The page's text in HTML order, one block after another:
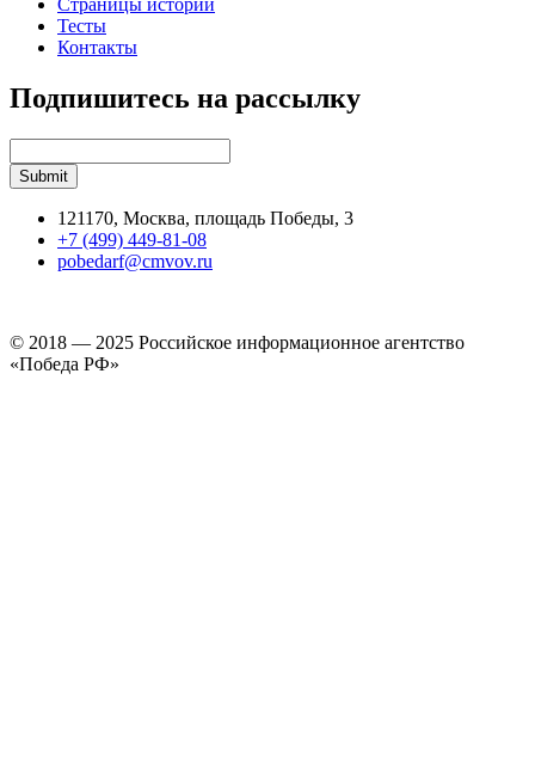
Тесты
Контакты
Подпишитесь на рассылку
121170, Москва, площадь Победы, 3
+7 (499) 449-81-08
pobedarf@cmvov.ru
© 2018 — 2025 Российское информационное агентство
«Победа РФ»